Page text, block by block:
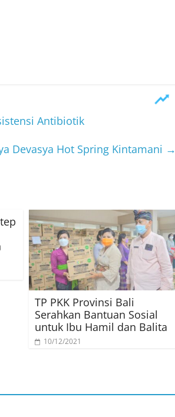
Antibiotik
Devasya Hot Spring Kintamani →
TP PKK Provinsi Bali
Serahkan Bantuan Sosial
untuk Ibu Hamil dan Balita
10/12/2021